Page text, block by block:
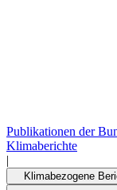
Publikationen der
Klimaberichte
|
Klimabezogene